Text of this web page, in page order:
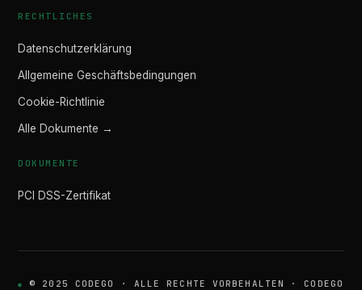
RECHTLICHES
Datenschutzerklärung
Allgemeine Geschäftsbedingungen
Cookie-Richtlinie
Alle Dokumente →
DOKUMENTE
PCI DSS-Zertifikat
© 2025 CODEGO · ALLE RECHTE VORBEHALTEN · CODEGO